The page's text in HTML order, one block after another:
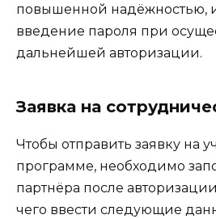
повышенной надёжностью,
введение пароля при
дальнейшей авторизации.
Заявка на
Чтобы отправить заявку на
программе, необходимо
партнёра после
чего ввести следующие